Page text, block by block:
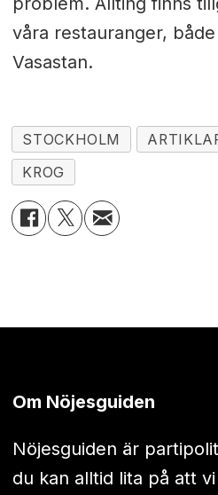
våra restauranger,
Vasastan.
STOCKHOLM
KROG
Om Nöjesguiden
Nöjesguiden är
du kan alltid lita på att